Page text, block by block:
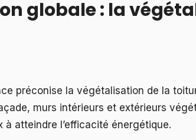
globale : la
préconise la végétalisation de la
murs intérieurs et extérieurs
à atteindre l’efficacité énergétique.